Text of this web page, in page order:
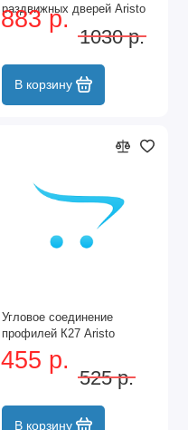
раздвижных дверей Aristo
Nova
883 р.
1030 р.
В корзину
Угловое соединение
профилей К27 Aristo
455 р.
525 р.
В корзину